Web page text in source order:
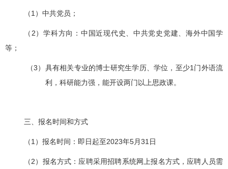
（1 ）中共党员；
（ 2）学科方向：中国近现代史、中共党史党建、海外中国学
等；
（3）具有相关专业的博士研究生学历、学位，至少1 门外语流
利，科研能力强，能开设两门以上思政课。
三、报名时间和方式
（1 ）报名时间：即日起至2023年5月31 日
（2）报名方式：应聘采用招聘系统网上报名方式，应聘人员需